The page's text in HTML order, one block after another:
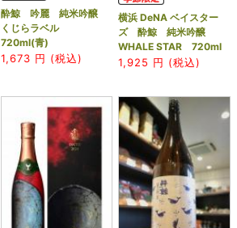
酔鯨 吟麗 純米吟醸
くじらラベル
720ml(青)
1,673 円 (税込)
横浜 DeNA ベイスター
ズ 酔鯨 純米吟醸
WHALE STAR 720ml
1,925 円 (税込)